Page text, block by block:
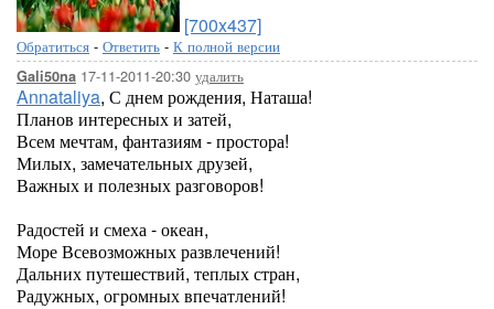
[700x437]
Обратиться - Ответить - К полной версии
Gali50na 17-11-2011-20:30 удалить
Annataliya, С днем рождения, Наташа!
Планов интересных и затей,
Всем мечтам, фантазиям - простора!
Милых, замечательных друзей,
Важных и полезных разговоров!
Радостей и смеха - океан,
Море Всевозможных развлечений!
Дальних путешествий, теплых стран,
Радужных, огромных впечатлений!